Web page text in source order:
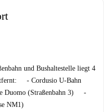
und Bushaltestelle liegt 4
- Cordusio U-Bahn
Duomo (Straßenbahn 3) -
NM1)